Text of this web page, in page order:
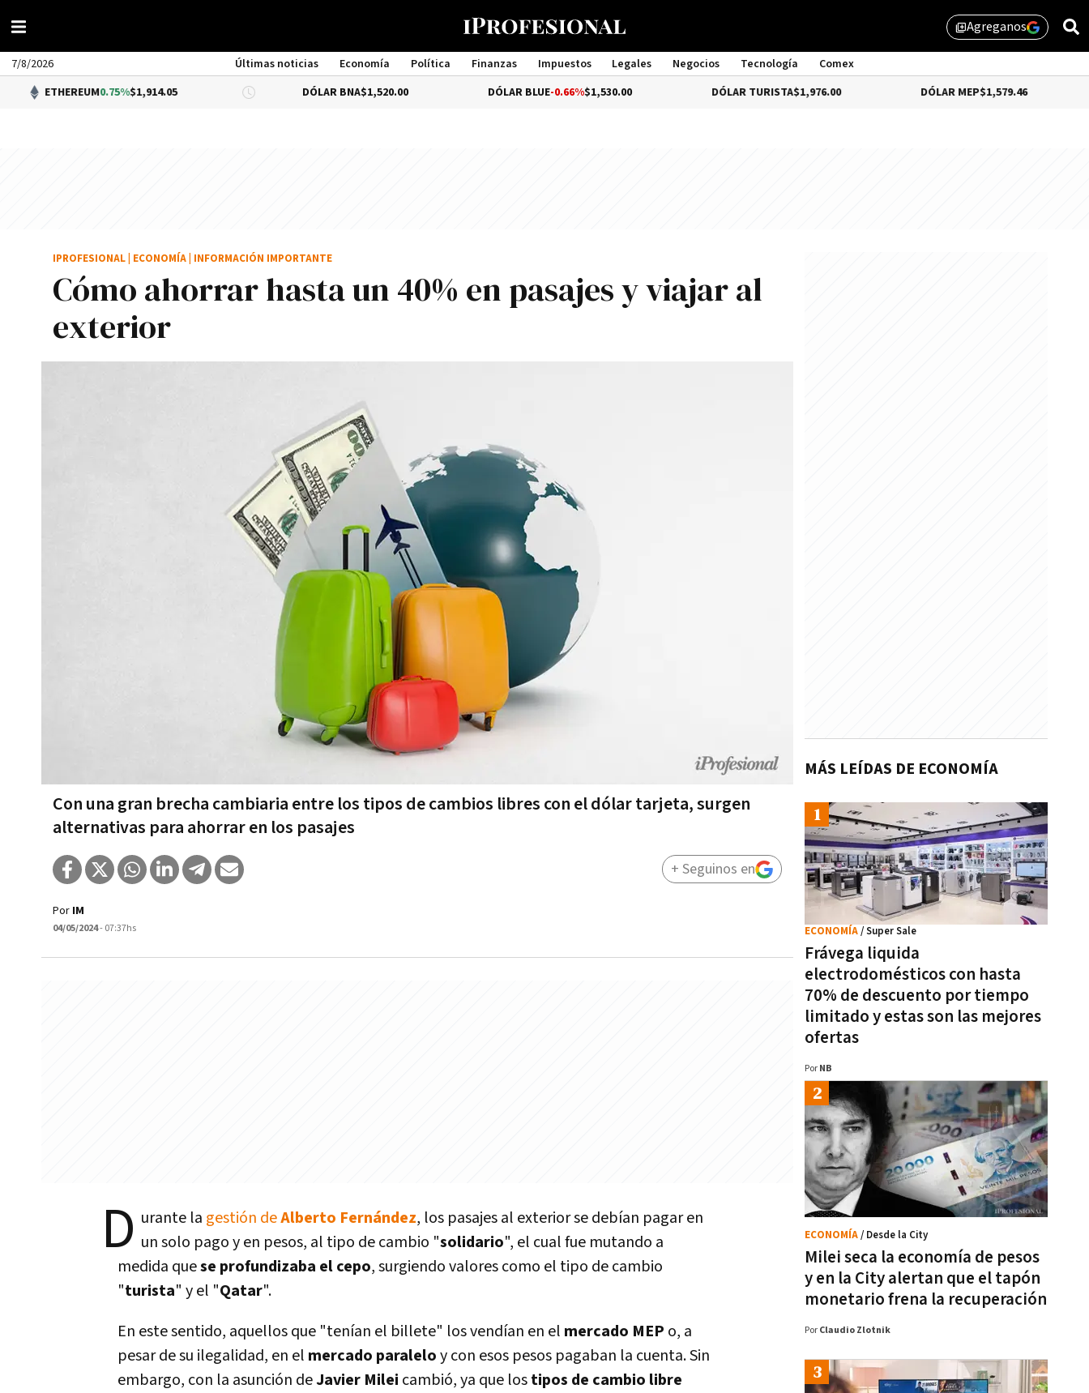
library_addAgreganos
7/8/2026 Últimas noticias Economía Política Finanzas Impuestos Legales Negocios Tecnología
Comex
Management
0.75%$1,914.05 DÓLAR BNA $1,520.00 DÓLAR BLUE-0.66% $1,530.00 DÓLAR TURISTA$1,976.00 $1,579.46
Cómo ahorrar hasta un 40% en pasajes y viajar al
exterior
Con una gran brecha cambiaria entre los tipos de cambios libres con el dólar tarjeta, surgen
alternativas para ahorrar en los pasajes
IPROFESIONAL ECONOMÍA INFORMACIÓN IMPORTANTE
Por IM
04/05/2024- 07:37hs
+ Seguinos en
D urante la gestión deAlberto Fernández, los pasajes al exterior se debían pagar en
un solo pago y en pesos, al tipo de cambio "solidario", el cual fue mutando a
medida quese profundizaba el cepo, surgiendo valores como el tipo de cambio
"turista" y el "Qatar".
En este sentido, aquellos que "tenían el billete" los vendían en el mercado MEP o, a
pesar de su ilegalidad, en el mercado paraleloy con esos pesos pagaban la cuenta. Sin
embargo, con la asunción deJavier Milei cambió, ya que lostipos de cambio libre
MÁS LEÍDAS DE ECONOMÍA
Frávega liquida
electrodomésticos con hasta
70% de descuento por tiempo
limitado y estas son las mejores
ofertas
ECONOMÍA/ Super Sale
Por NB
Milei seca la economía de pesos
y en la City alertan que el tapón
monetario frena la recuperación
ECONOMÍA/ Desde la City
Por Claudio Zlotnik